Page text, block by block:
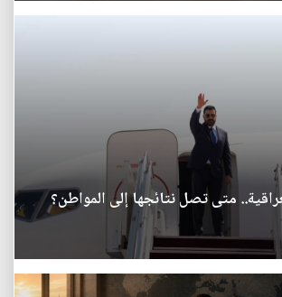
متى تصل نتائجها إلى المواطن؟